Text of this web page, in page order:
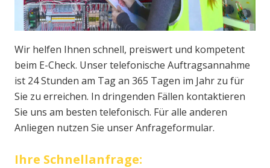
Wir helfen Ihnen schnell, preiswert und kompetent
beim E-Check. Unser telefonische Auftragsannahme
ist 24 Stunden am Tag an 365 Tagen im Jahr zu für
Sie zu erreichen. In dringenden Fällen kontaktieren
Sie uns am besten telefonisch. Für alle anderen
Anliegen nutzen Sie unser Anfrageformular.
Ihre Schnellanfrage: